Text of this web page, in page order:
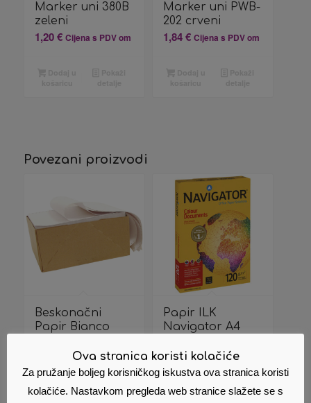
Marker uni 380B
zeleni
1,20€ Cijena s PDV om
Marker uni PWB-
202 crveni
1,84€ Cijena s PDV om
Povezani proizvodi
Beskonačni
Papir Bianco
74,00€ Cijena s PDV
om
Papir ILK
Navigator A4
Documents
pk250 Soporcel
10,70 €
Cijena s PDV
Ova stranica koristi kolačiće
Za pružanje boljeg korisničkog iskustva ova stranica koristi
kolačiće. Nastavkom pregleda web stranice slažete se s